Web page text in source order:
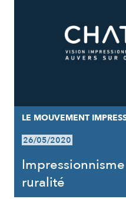
LE MOUVEMENT
26/05/2020
ruralité